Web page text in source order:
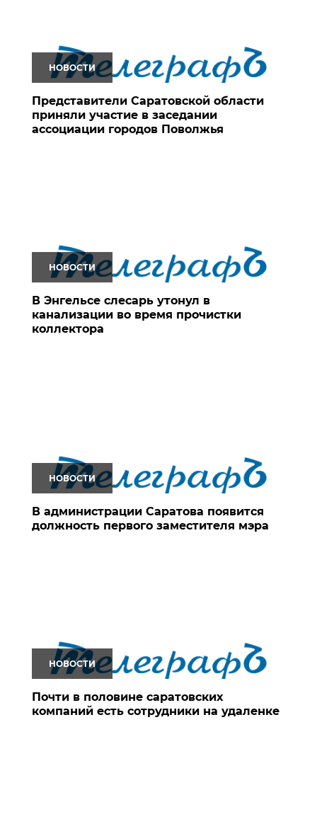
НОВОСТИ
Представители Саратовской области
приняли участие в заседании
ассоциации городов Поволжья
НОВОСТИ
В Энгельсе слесарь утонул в
канализации во время прочистки
коллектора
НОВОСТИ
В администрации Саратова появится
должность первого заместителя мэра
НОВОСТИ
Почти в половине саратовских
компаний есть сотрудники на удаленке